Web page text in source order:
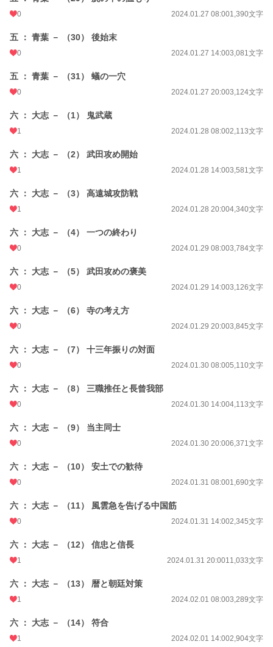
0 2024.01.27 08:001,390文字
五 ： 青葉 － （30） 後始末
0 2024.01.27 14:003,081文字
五 ： 青葉 － （31） 蟻の一穴
0 2024.01.27 20:003,124文字
六 ： 大志 － （1） 鬼武蔵
1 2024.01.28 08:002,113文字
六 ： 大志 － （2） 武田攻め開始
1 2024.01.28 14:003,581文字
六 ： 大志 － （3） 高遠城攻防戦
1 2024.01.28 20:004,340文字
六 ： 大志 － （4） 一つの終わり
0 2024.01.29 08:003,784文字
六 ： 大志 － （5） 武田攻めの褒美
0 2024.01.29 14:003,126文字
六 ： 大志 － （6） 寺の考え方
0 2024.01.29 20:003,845文字
六 ： 大志 － （7） 十三年振りの対面
0 2024.01.30 08:005,110文字
六 ： 大志 － （8） 三職推任と長曾我部
0 2024.01.30 14:004,113文字
六 ： 大志 － （9） 当主同士
0 2024.01.30 20:006,371文字
六 ： 大志 － （10） 安土での歓待
0 2024.01.31 08:001,690文字
六 ： 大志 － （11） 風雲急を告げる中国筋
0 2024.01.31 14:002,345文字
六 ： 大志 － （12） 信忠と信長
1 2024.01.31 20:0011,033文字
六 ： 大志 － （13） 暦と朝廷対策
1 2024.02.01 08:003,289文字
六 ： 大志 － （14） 符合
1 2024.02.01 14:002,904文字